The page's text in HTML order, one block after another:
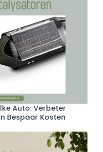
Auto: Verbeter
Bespaar Kosten